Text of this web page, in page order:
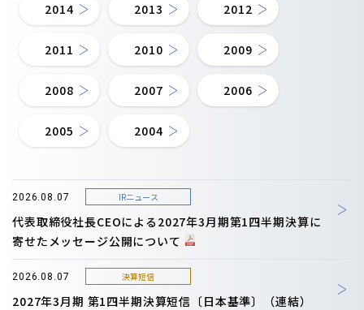
2014 2013 2012
2011 2010 2009
2008 2007 2006
2005 2004
2026.08.07 IRニュース
代表取締役社長CEOによる2027年3月期第1四半期決算に
寄せたメッセージ公開について
2026.08.07 決算短信
2027年3月期 第1四半期決算短信〔日本基準〕（連結）